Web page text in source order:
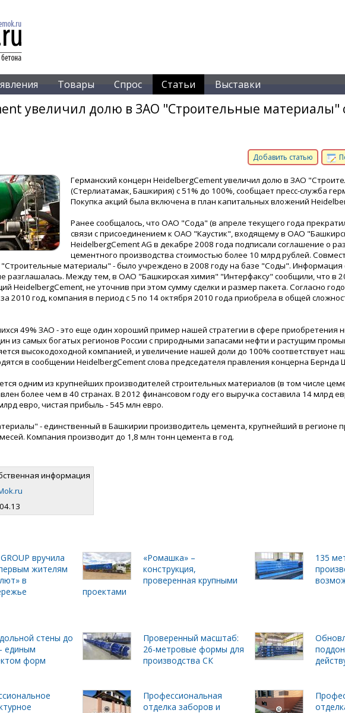
Товары Спрос Статьи Выставки
увеличил долю в ЗАО "Строительные материалы"
Добавить статью
Германский концерн HeidelbergCement увеличил долю в ЗАО
(Стерлиатамак, Башкирия) с 51% до 100%, сообщает пресс-служба
Покупка акций была включена в план капитальных вложений
Ранее сообщалось, что ОАО "Сода" (в апреле текущего года
связи с присоединением к ОАО "Каустик", входящему в ОАО
HeidelbergCement AG в декабре 2008 года подписали соглашение о
цементного производства стоимостью более 10 млрд рублей.
материалы" - было учреждено в 2008 году на базе "Соды". Информация
разглашалась. Между тем, в ОАО "Башкирская химия" "Интерфаксу" сообщили, что в
HeidelbergCement, не уточнив при этом сумму сделки и размер пакета. Согласно
2010 год, компания в период с 5 по 14 октября 2010 года приобрела в общей
49% ЗАО - это еще один хороший пример нашей стратегии в сфере приобретения
из самых богатых регионов России с природными запасами нефти и растущим
высокодоходной компанией, и увеличение нашей доли до 100% соответствует
в сообщении HeidelbergCement слова председателя правления концерна Бернда
одним из крупнейших производителей строительных материалов (в том числе
более чем в 40 странах. В 2012 финансовом году его выручка составила 14 млрд
евро, чистая прибыль - 545 млн евро.
- единственный в Башкирии производитель цемента, крупнейший в регионе
Компания производит до 1,8 млн тонн цемента в год.
информация
вручила
жителям
в
«Ромашка» –
конструкция,
проверенная крупными
проектами
135
стены до
единым
форм
Проверенный масштаб:
26-метровые формы для
производства СК
Профессиональная
отделка заборов и